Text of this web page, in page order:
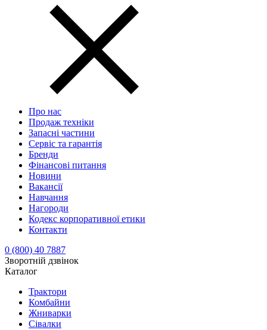
Про нас
Продаж техніки
Запасні частини
Сервіс та гарантія
Бренди
Фінансові питання
Новини
Вакансії
Навчання
Нагороди
Кодекс корпоративної етики
Контакти
0 (800) 40 7887
Зворотній дзвінок
Каталог
Трактори
Комбайни
Жниварки
Сівалки